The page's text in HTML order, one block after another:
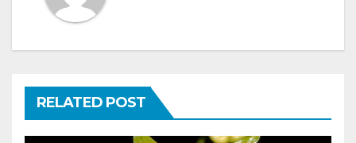
RELATED POST